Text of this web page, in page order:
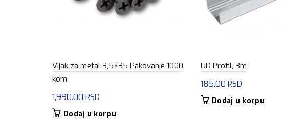
Vijak za metal 3,5×35 Pakovanje 1000
kom
1,990.00 RSD
Dodaj u korpu
UD Profil, 3m
185.00 RSD
Dodaj u korpu